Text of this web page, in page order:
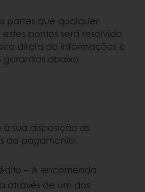
partes que qualquer
pontos será resolvido
direta de informações e
garantias abaixo
sua disposição as
de pagamento:
– A encomenda
através de um dos